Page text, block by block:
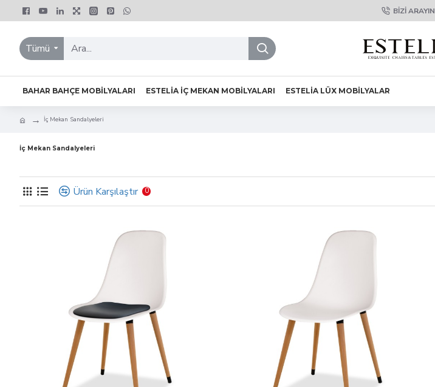
BIZI ARAYIN
Tümü
BAHAR BAHÇE MOBILYALARI ESTELIA İÇ MEKAN MOBILYALARI ESTELIA LÜX MOBILYALAR
İç Mekan Sandalyeleri
İç Mekan Sandalyeleri
Ürün Karşılaştır 0